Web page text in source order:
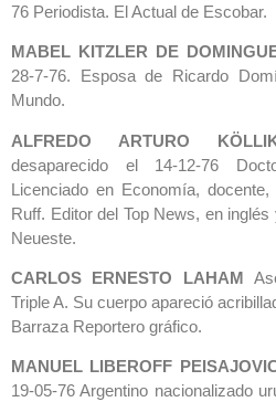
76 Periodista. El Actual de Escobar.
MABEL KITZLER DE
28-7-76. Esposa de Ricardo
Mundo.
ALFREDO ARTURO
desaparecido el 14-12-76
Licenciado en Economía,
Ruff. Editor del Top News, en
Neueste.
CARLOS ERNESTO LAHAM
Triple A. Su cuerpo apareció
Barraza Reportero gráfico.
MANUEL LIBEROFF
19-05-76 Argentino nacionalizado